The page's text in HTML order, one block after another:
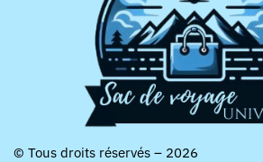
© Tous droits réservés – 2026